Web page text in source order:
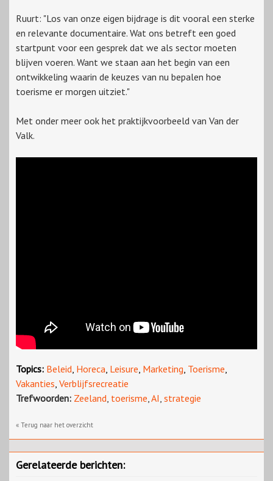
Ruurt: "Los van onze eigen bijdrage is dit vooral een sterke
en relevante documentaire. Wat ons betreft een goed
startpunt voor een gesprek dat we als sector moeten
blijven voeren. Want we staan aan het begin van een
ontwikkeling waarin de keuzes van nu bepalen hoe
toerisme er morgen uitziet."
Met onder meer ook het praktijkvoorbeeld van Van der
Valk.
Topics: Beleid, Horeca, Leisure, Marketing, Toerisme,
Vakanties, Verblijfsrecreatie
Trefwoorden: Zeeland, toerisme,AI, strategie
« Terug naar het overzicht
Gerelateerde berichten: